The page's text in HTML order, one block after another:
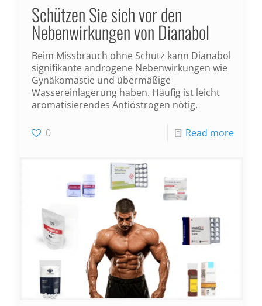
Schützen Sie sich vor den
Nebenwirkungen von Dianabol
Beim Missbrauch ohne Schutz kann Dianabol
signifikante androgene Nebenwirkungen wie
Gynäkomastie und übermäßige
Wassereinlagerung haben. Häufig ist leicht
aromatisierendes Antiöstrogen nötig.
0 Read more